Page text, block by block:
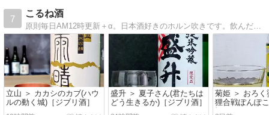
7
こるね酒
原則毎日AM12時更新＋α。日本酒好きのホルン吹きです。飲んだお酒を、ジブリ映画のキャラやシーンに例えながら紹介します。異論反論大歓迎。日本酒に詳しくない方でも、ジブリ作品に詳しくない方でも楽しんでいただけるように書いていきます。
立山 ＞ カカシのカブ(ハウ
ルの動く城)［ジブリ酒］
盛升 ＞ 夏子さん(君たちは
どう生きるか)［ジブリ酒］
菊姫 ＞ おろく
狸合戦ぽんぽ
酒］